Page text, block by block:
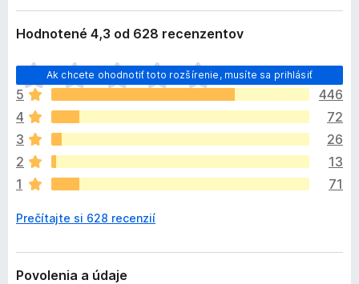
Hodnotené 4,3 od 628 recenzentov
Ak chcete ohodnotiť toto rozšírenie, musíte sa prihlásiť
D
o
p
l
n
o
k
z
t
a
ľ
5
446
4
72
3
26
2
13
1
71
Prečítajte si 628 recenzií
Povolenia a údaje